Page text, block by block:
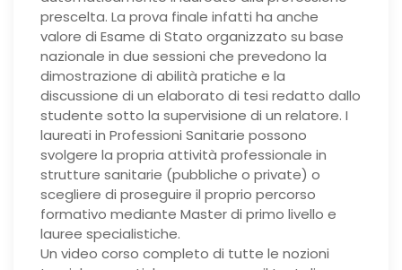
prescelta. La prova finale infatti ha anche
valore di Esame di Stato organizzato su base
nazionale in due sessioni che prevedono la
dimostrazione di abilità pratiche e la
discussione di un elaborato di tesi redatto dallo
studente sotto la supervisione di un relatore. I
laureati in Professioni Sanitarie possono
svolgere la propria attività professionale in
strutture sanitarie (pubbliche o private) o
scegliere di proseguire il proprio percorso
formativo mediante Master di primo livello e
lauree specialistiche.
Un video corso completo di tutte le nozioni